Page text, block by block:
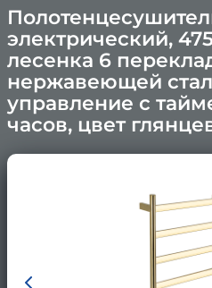
электрический,
лесенка 6
нержавеющей
управление с
часов, цвет